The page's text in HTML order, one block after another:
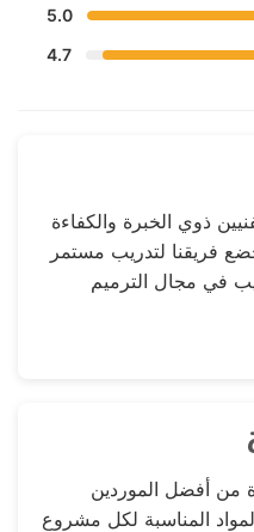
5.0
4.7
ذوي الخبرة والكفاءة
فريقنا لتدريب مستمر
في مجال الترميم
من أفضل الموردين
المناسبة لكل مشروع